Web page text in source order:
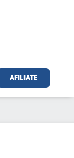
AFILIATE